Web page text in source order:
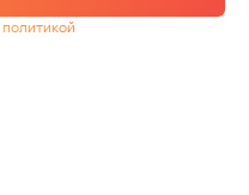
политикой